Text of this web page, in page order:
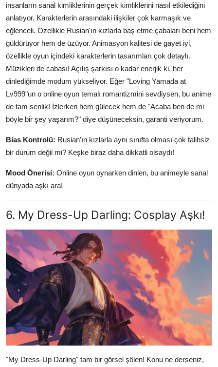
insanların sanal kimliklerinin gerçek kimliklerini nasıl etkilediğini
anlatıyor. Karakterlerin arasındaki ilişkiler çok karmaşık ve
eğlenceli. Özellikle Rusian'ın kızlarla baş etme çabaları beni hem
güldürüyor hem de üzüyor. Animasyon kalitesi de gayet iyi,
özellikle oyun içindeki karakterlerin tasarımları çok detaylı.
Müzikleri de cabası! Açılış şarkısı o kadar enerjik ki, her
dinlediğimde modum yükseliyor. Eğer "Loving Yamada at
Lv999"un o online oyun temalı romantizmini sevdiysen, bu anime
de tam senlik! İzlerken hem gülecek hem de "Acaba ben de mi
böyle bir şey yaşarım?" diye düşüneceksin, garanti veriyorum.
Bias Kontrolü: Rusian'ın kızlarla aynı sınıfta olması çok talihsiz
bir durum değil mi? Keşke biraz daha dikkatli olsaydı!
Mood Önerisi: Online oyun oynarken dinlen, bu animeyle sanal
dünyada aşkı ara!
6. My Dress-Up Darling: Cosplay Aşkı!
"My Dress-Up Darling" tam bir görsel şölen! Konu ne derseniz,